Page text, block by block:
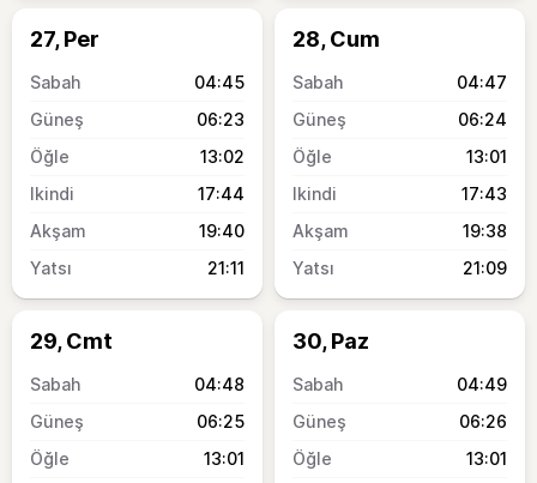
27, Per
04:45
06:23
13:02
17:44
19:40
21:11
28, Cum
04:47
06:24
13:01
17:43
19:38
21:09
29, Cmt
04:48
06:25
13:01
30, Paz
04:49
06:26
13:01